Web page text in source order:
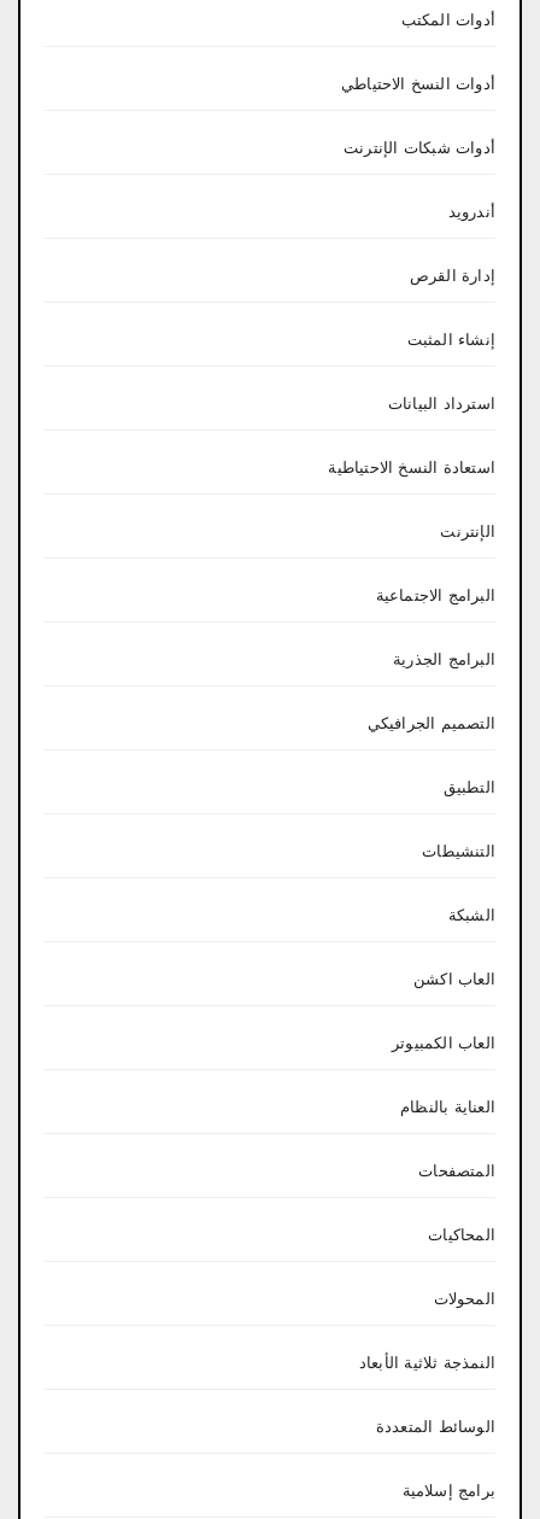
أدوات المكتب
أدوات النسخ الاحتياطي
أدوات شبكات الإنترنت
أندرويد
إدارة القرص
إنشاء المثبت
استرداد البيانات
استعادة النسخ الاحتياطية
الإنترنت
البرامج الاجتماعية
البرامج الجذرية
التصميم الجرافيكي
التطبيق
التنشيطات
الشبكة
العاب اكشن
العاب الكمبيوتر
العناية بالنظام
المتصفحات
المحاكيات
المحولات
النمذجة ثلاثية الأبعاد
الوسائط المتعددة
برامج إسلامية